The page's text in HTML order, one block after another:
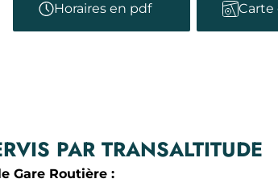
Horaires en pdf Carte
PAR TRANSALTITUDE
Gare Routière :